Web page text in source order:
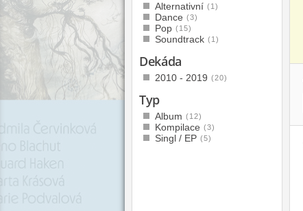
Alternativní (1)
Dance (3)
Pop (15)
Soundtrack (1)
Dekáda
2010 - 2019 (20)
Typ
Album (12)
Kompilace (3)
Singl / EP (5)